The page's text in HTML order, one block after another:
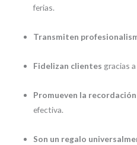
ferias.
Transmiten
Fidelizan clientes gracias
Promueven la
efectiva.
Son un regalo